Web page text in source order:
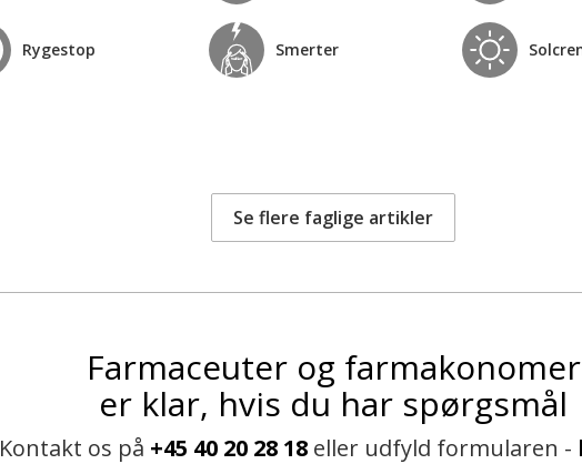
Rygestop Smerter
Se flere faglige artikler
Farmaceuter og farmakonomer
er klar, hvis du har spørgsmål
Kontakt os på +45 40 20 28 18 eller udfyld formularen -